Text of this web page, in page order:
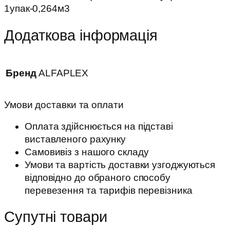
1упак-0,264м3
Додаткова інформація
Бренд ALFAPLEX
Умови доставки та оплати
Оплата здійснюється на підставі
виставленого рахунку
Самовивіз з нашого складу
Умови та вартість доставки узгоджуються
відповідно до обраного способу
перевезення та тарифів перевізника
Супутні товари